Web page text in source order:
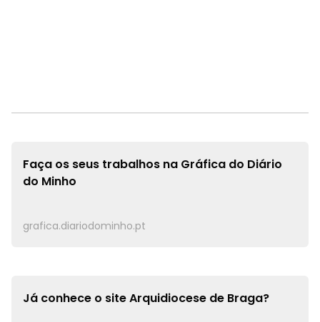
Faça os seus trabalhos na Gráfica do Diário
do Minho
grafica.diariodominho.pt
Já conhece o siteArquidiocese de Braga?